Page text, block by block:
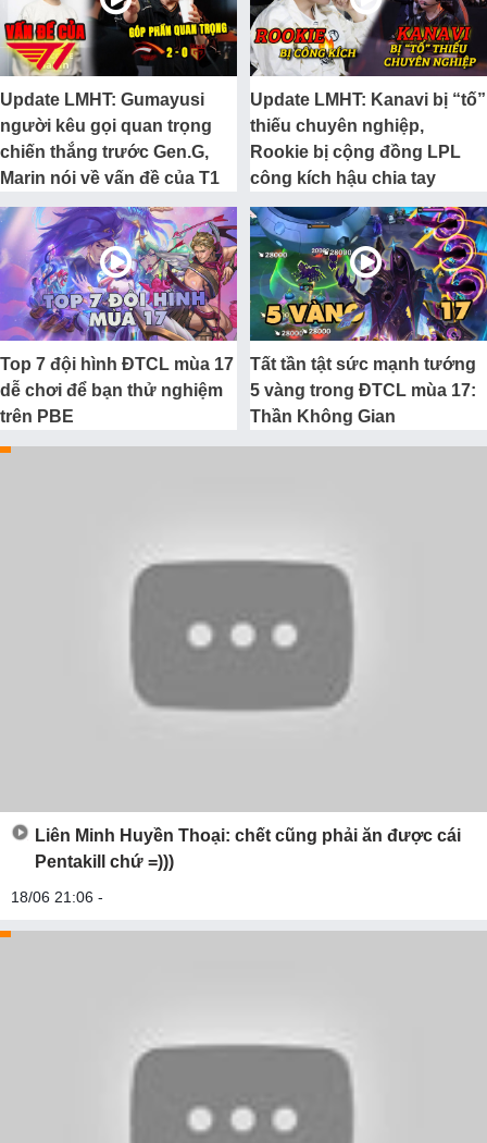
Update LMHT: Gumayusi
người kêu gọi quan trọng
chiến thắng trước Gen.G,
Marin nói về vấn đề của T1
Update LMHT: Kanavi bị “tố”
thiếu chuyên nghiệp,
Rookie bị cộng đồng LPL
công kích hậu chia tay
Top 7 đội hình ĐTCL mùa 17
dễ chơi để bạn thử nghiệm
trên PBE
Tất tần tật sức mạnh tướng
5 vàng trong ĐTCL mùa 17:
Thần Không Gian
Liên Minh Huyền Thoại: chết cũng phải ăn được cái
Pentakill chứ =)))
18/06 21:06 -